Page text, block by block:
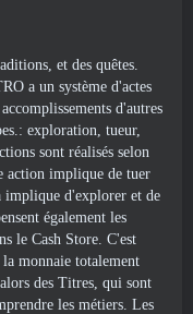
et des quêtes.
a un système d'actes
d'autres
exploration, tueur,
sont réalisés selon
action implique de tuer
implique d'explorer et de
également les
le Cash Store. C'est
monnaie totalement
des Titres, qui sont
les métiers. Les